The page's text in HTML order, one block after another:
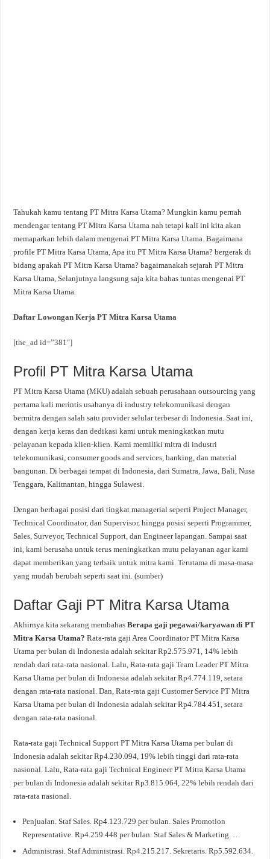
Tahukah kamu tentang PT Mitra Karsa Utama? Mungkin kamu pernah
mendengar tentang PT Mitra Karsa Utama nah tetapi kali ini kita akan
memaparkan lebih dalam mengenai PT Mitra Karsa Utama. Bagaimana
profile PT Mitra Karsa Utama, Apa itu PT Mitra Karsa Utama? bergerak di
bidang apakah PT Mitra Karsa Utama? bagaimanakah sejarah PT Mitra
Karsa Utama, Selanjutnya langsung saja kita bahas tuntas mengenai PT
Mitra Karsa Utama.
Daftar Lowongan Kerja PT Mitra Karsa Utama
[the_ad id=”381″]
Profil PT Mitra Karsa Utama
PT Mitra Karsa Utama (MKU) adalah sebuah perusahaan outsourcing yang
pertama kali merintis usahanya di industry telekomunikasi dengan
bermitra dengan salah satu provider selular terbesar di Indonesia. Saat ini,
dengan kerja keras dan dedikasi kami untuk meningkatkan mutu
pelayanan kepada klien-klien. Kami memiliki mitra di industri
telekomunikasi, consumer goods and services, banking, dan material
bangunan. Di berbagai tempat di Indonesia, dari Sumatra, Jawa, Bali, Nusa
Tenggara, Kalimantan, hingga Sulawesi.
Dengan berbagai posisi dari tingkat managerial seperti Project Manager,
Technical Coordinator, dan Supervisor, hingga posisi seperti Programmer,
Sales, Surveyor, Technical Support, dan Engineer lapangan. Sampai saat
ini, kami berusaha untuk terus meningkatkan mutu pelayanan agar kami
dapat memberikan yang terbaik untuk mitra kami. Terutama di masa-masa
yang mudah berubah seperti saat ini. (sumber)
Daftar Gaji PT Mitra Karsa Utama
Akhirnya kita sekarang membahasBerapa gaji pegawai/karyawan di PT
Mitra Karsa Utama?Rata-rata gaji Area Coordinator PT Mitra Karsa
Utama per bulan di Indonesia adalah sekitar Rp2.575.971, 14% lebih
rendah dari rata-rata nasional. Lalu, Rata-rata gaji Team Leader PT Mitra
Karsa Utama per bulan di Indonesia adalah sekitar Rp4.774.119, setara
dengan rata-rata nasional. Dan, Rata-rata gaji Customer Service PT Mitra
Karsa Utama per bulan di Indonesia adalah sekitar Rp4.784.451, setara
dengan rata-rata nasional.
Rata-rata gaji Technical Support PT Mitra Karsa Utama per bulan di
Indonesia adalah sekitar Rp4.230.094, 19% lebih tinggi dari rata-rata
nasional. Lalu, Rata-rata gaji Technical Engineer PT Mitra Karsa Utama
per bulan di Indonesia adalah sekitar Rp3.815.064, 22% lebih rendah dari
rata-rata nasional.
Penjualan. Staf Sales. Rp4.123.729 per bulan. Sales Promotion
Representative. Rp4.259.448 per bulan. Staf Sales & Marketing. …
Administrasi. Staf Administrasi. Rp4.215.217. Sekretaris. Rp5.592.634.